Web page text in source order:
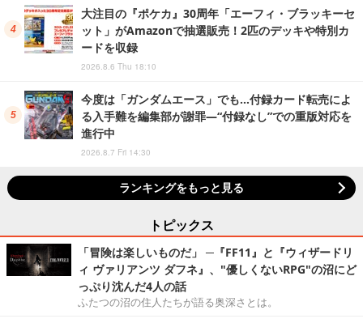
大注目の『ポケカ』30周年「エーフィ・ブラッキーセ
ット」がAmazonで抽選販売！2匹のデッキや特別カ
ードを収録
2026.8.6 Thu 18:10
今度は「ガンダムエース」でも…付録カード転売によ
る入手難を編集部が謝罪―“付録なし”での重版対応を
進行中
2026.8.7 Fri 14:30
ランキングをもっと見る
トピックス
「冒険は楽しいものだ」 ─『FF11』と『ウィザードリ
ィ ヴァリアンツ ダフネ』、"優しくないRPG"の沼にど
っぷり沈んだ4人の話
ふたつの沼の住人たちが語る奥深さとは。